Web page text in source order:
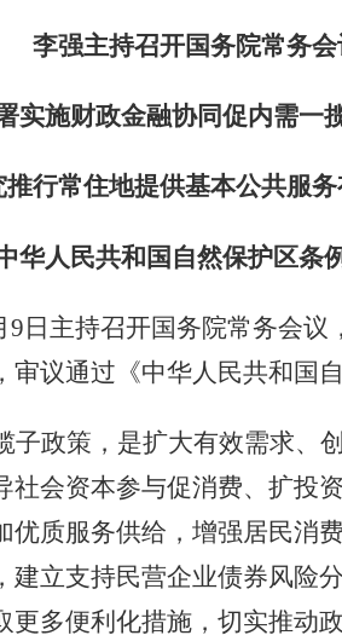
李强主持召开国务院常务会
实施财政金融协同促内需一
推行常住地提供基本公共服
华人民共和国自然保护区条
日主持召开国务院常务会议
议通过《中华人民共和国
政策，是扩大有效需求、
会资本参与促消费、扩投
质服务供给，增强居民消
立支持民营企业债券风险
多便利化措施，切实推动